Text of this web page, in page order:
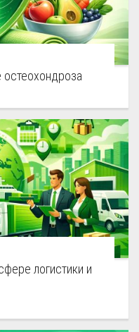
остеохондроза
логистики и